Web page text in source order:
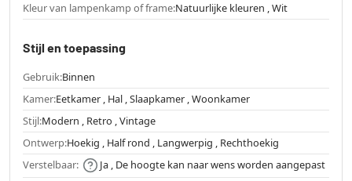
Kleur van lampenkamp of frame:Natuurlijke kleuren , Wit
Stijl en toepassing
Gebruik:Binnen
Kamer:Eetkamer , Hal , Slaapkamer , Woonkamer
Stijl:Modern , Retro , Vintage
Ontwerp:Hoekig , Half rond , Langwerpig , Rechthoekig
Verstelbaar:
Ja , De hoogte kan naar wens worden aangepast